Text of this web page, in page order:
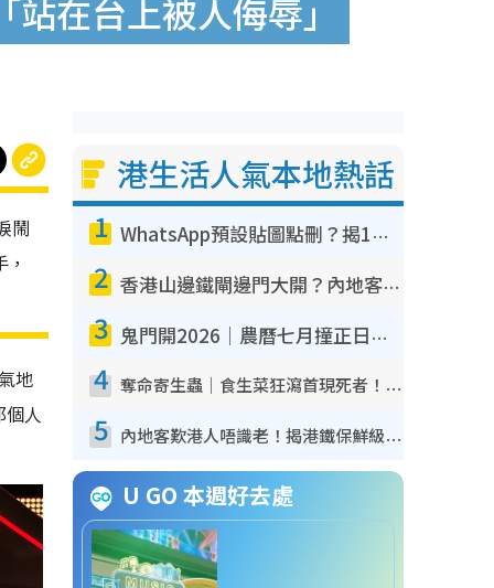
在台上被人侮辱」
鬧
地
人
港生活人氣本地熱話
1 WhatsApp預設貼圖點刪？揭1招「反向操作」還原簡潔介面 附3步實測教學
2 香港山邊鐵閘邊門大開？內地客困惑意義何在！網民神回覆：呢種叫法理性防禦
3 鬼門開2026｜農曆七月撞正日全食特別邪？專家警告切忌做一事！揭4大禁忌+2招保平安
4 奪命寄生蟲｜食生菜狂瀉首現死者！疫潮惡化錄1.8萬宗病例 揭洗菜3大謬誤
5 內地客歎港人唔識老！揭港鐵保鮮級冷氣 港人求放過：咪投訴
U GO 本週好去處